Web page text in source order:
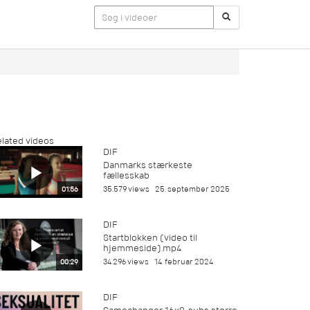
videos
01:56
DIF
Danmarks stærkeste
fællesskab
35.579 views 25. september 2025
00:29
DIF
Startblokken (video til
hjemmeside).mp4
34.296 views 14. februar 2024
DIF